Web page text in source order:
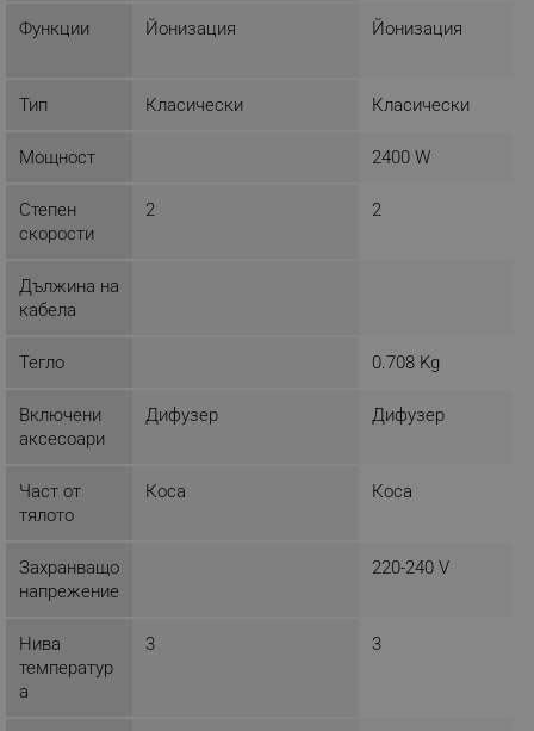
Функции Йонизация Йонизация
Тип Класически Класически
Мощност 2400 W
Степен
скорости
2 2
Дължина на
кабела
Тегло 0.708 Kg
Включени
аксесоари
Дифузер Дифузер
Част от
тялото
Коса Коса
Захранващо
напрежение
220-240 V
Нива
температур
а
3 3
ФУНКЦИОНАЛНОСТ
акаунта. Уебсайтът не може да се използва
Име
Provider /
_nzm_nosubscribe_92166-7699
.alleop.bg
.alleop.bg
_sgf_user_id